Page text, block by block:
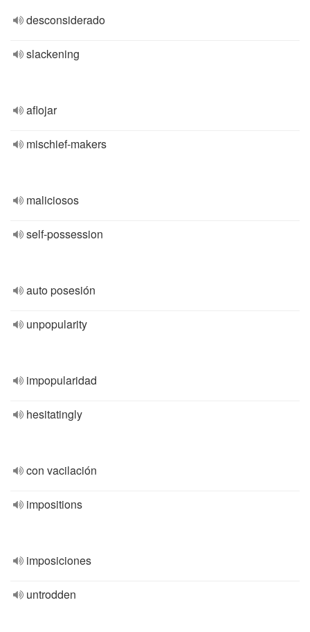
desconsiderado
slackening
aflojar
mischief-makers
maliciosos
self-possession
auto posesión
unpopularity
impopularidad
hesitatingly
con vacilación
impositions
imposiciones
untrodden